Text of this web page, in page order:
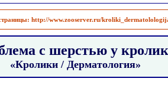
http://www.zooserver.ru/
с шерстью у
«Кролики / Дерматология»